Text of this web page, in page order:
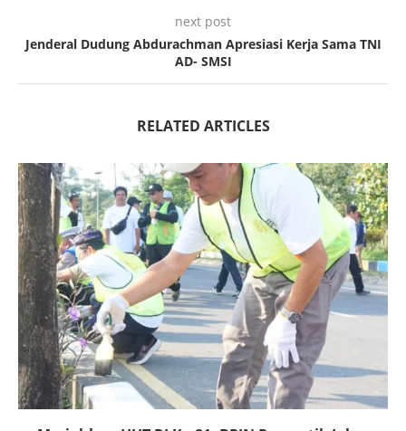
next post
Jenderal Dudung Abdurachman Apresiasi Kerja Sama TNI
AD- SMSI
RELATED ARTICLES